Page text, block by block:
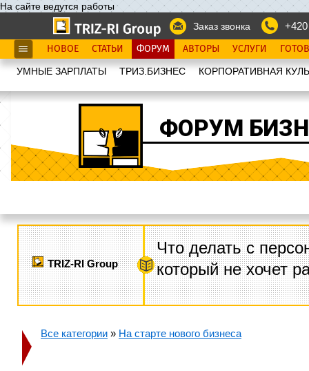
На сайте ведутся работы
Заказ звонка
НОВОЕ СТАТЬИ ФОРУМ АВТОРЫ УСЛУГИ
УМНЫЕ ЗАРПЛАТЫ ТРИЗ.БИЗНЕС КОРПОРАТИВНАЯ
ФОРУМ
TRIZ-RI Group
Что делать с
который не хочет
Все категории » На старте нового бизнеса